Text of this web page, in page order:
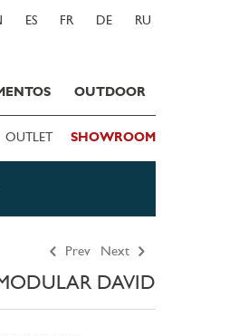
ES FR DE RU
OUTDOOR
OUTLET SHOWROOM
Prev Next
DAVID